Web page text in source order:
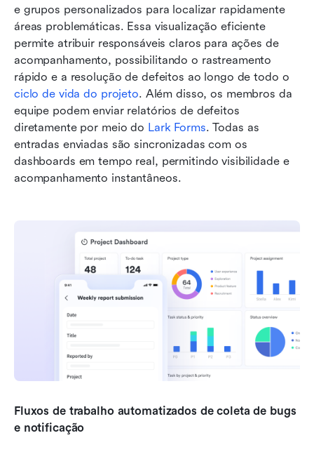
e grupos personalizados para localizar rapidamente
áreas problemáticas. Essa visualização eficiente
permite atribuir responsáveis claros para ações de
acompanhamento, possibilitando o rastreamento
ciclo de vida do projeto. Além disso, os membros da
equipe podem enviar relatórios de defeitos
diretamente por meio do Lark Forms. Todas as
entradas enviadas são sincronizadas com os
dashboards em tempo real, permitindo visibilidade e
acompanhamento instantâneos.
Fluxos de trabalho automatizados de coleta de bugs
e notificação